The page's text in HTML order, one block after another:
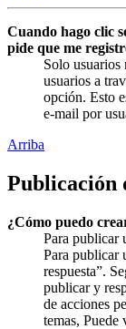
Cuando hago clic
pide que me
Solo usuarios
usuarios a
opción. Esto
e-mail por
Arriba
Publicación
¿Cómo puedo
Para publicar
Para publicar
respuesta”.
publicar y
de acciones
temas, Puede